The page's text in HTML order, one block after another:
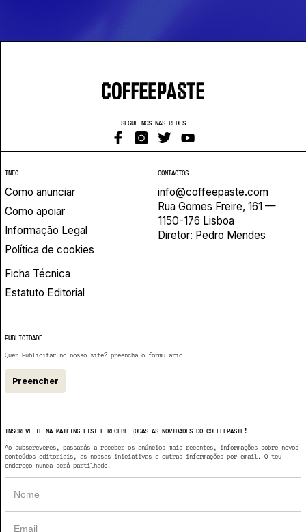
SEGUE-NOS NAS REDES
INFO
Como anunciar
Como apoiar
Informação Legal
Política de cookies
Ficha Técnica
Estatuto Editorial
CONTACTOS
info@coffeepaste.com
Rua Gomes Freire, 161 —
1150-176 Lisboa
Diretor: Pedro Mendes
PUBLICIDADE
Quer Publicitar no nosso site? preencha o formulário.
Preencher
INSCREVE-TE NA MAILING LIST E RECEBE TODAS AS NOVIDADES DO COFFEEPASTE!
Ao subscreveres, passarás a receber os anúncios mais recentes, informações sobre novos
conteúdos editoriais, as nossas iniciativas e outras informações por email. O teu
endereço nunca será partilhado.